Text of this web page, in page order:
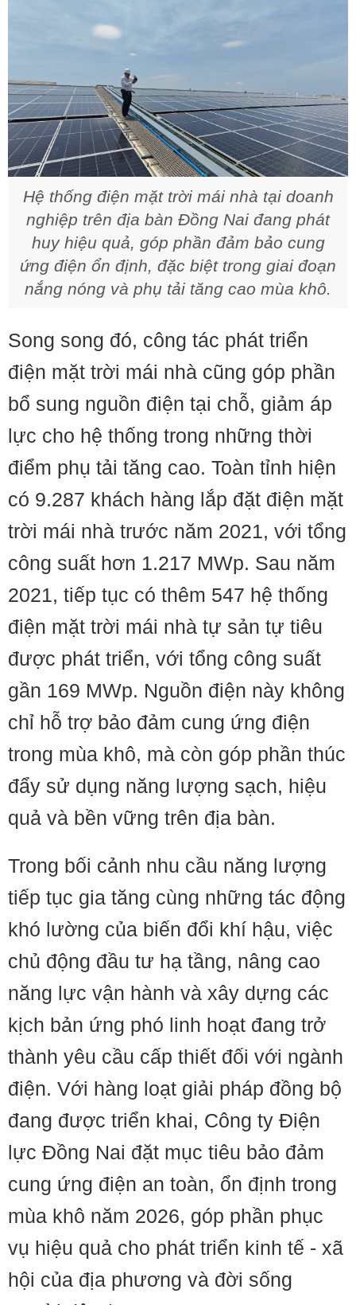
Hệ thống điện mặt trời mái nhà tại doanh
nghiệp trên địa bàn Đồng Nai đang phát
huy hiệu quả, góp phần đảm bảo cung
ứng điện ổn định, đặc biệt trong giai đoạn
nắng nóng và phụ tải tăng cao mùa khô.
Song song đó, công tác phát triển
điện mặt trời mái nhà cũng góp phần
bổ sung nguồn điện tại chỗ, giảm áp
lực cho hệ thống trong những thời
điểm phụ tải tăng cao. Toàn tỉnh hiện
có 9.287 khách hàng lắp đặt điện mặt
trời mái nhà trước năm 2021, với tổng
công suất hơn 1.217 MWp. Sau năm
2021, tiếp tục có thêm 547 hệ thống
điện mặt trời mái nhà tự sản tự tiêu
được phát triển, với tổng công suất
gần 169 MWp. Nguồn điện này không
chỉ hỗ trợ bảo đảm cung ứng điện
trong mùa khô, mà còn góp phần thúc
đẩy sử dụng năng lượng sạch, hiệu
quả và bền vững trên địa bàn.
Trong bối cảnh nhu cầu năng lượng
tiếp tục gia tăng cùng những tác động
khó lường của biến đổi khí hậu, việc
chủ động đầu tư hạ tầng, nâng cao
năng lực vận hành và xây dựng các
kịch bản ứng phó linh hoạt đang trở
thành yêu cầu cấp thiết đối với ngành
điện. Với hàng loạt giải pháp đồng bộ
đang được triển khai, Công ty Điện
lực Đồng Nai đặt mục tiêu bảo đảm
cung ứng điện an toàn, ổn định trong
mùa khô năm 2026, góp phần phục
vụ hiệu quả cho phát triển kinh tế - xã
hội của địa phương và đời sống